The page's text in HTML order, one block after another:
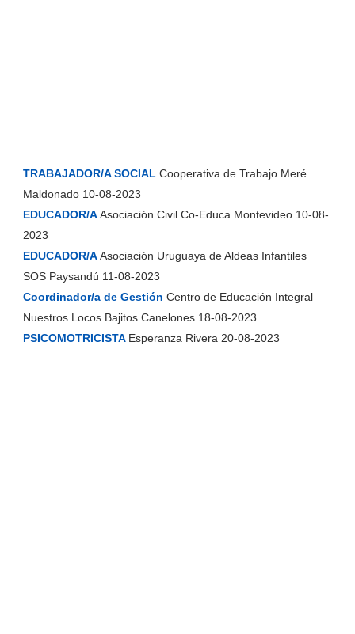
TRABAJADOR/A SOCIAL Cooperativa de Trabajo Meré
Maldonado 10-08-2023
EDUCADOR/AAsociación Civil Co-Educa Montevideo 10-08-
2023
EDUCADOR/A Asociación Uruguaya de Aldeas Infantiles
SOS Paysandú 11-08-2023
Coordinador/a de Gestión Centro de Educación Integral
Nuestros Locos Bajitos Canelones 18-08-2023
PSICOMOTRICISTA Esperanza Rivera 20-08-2023